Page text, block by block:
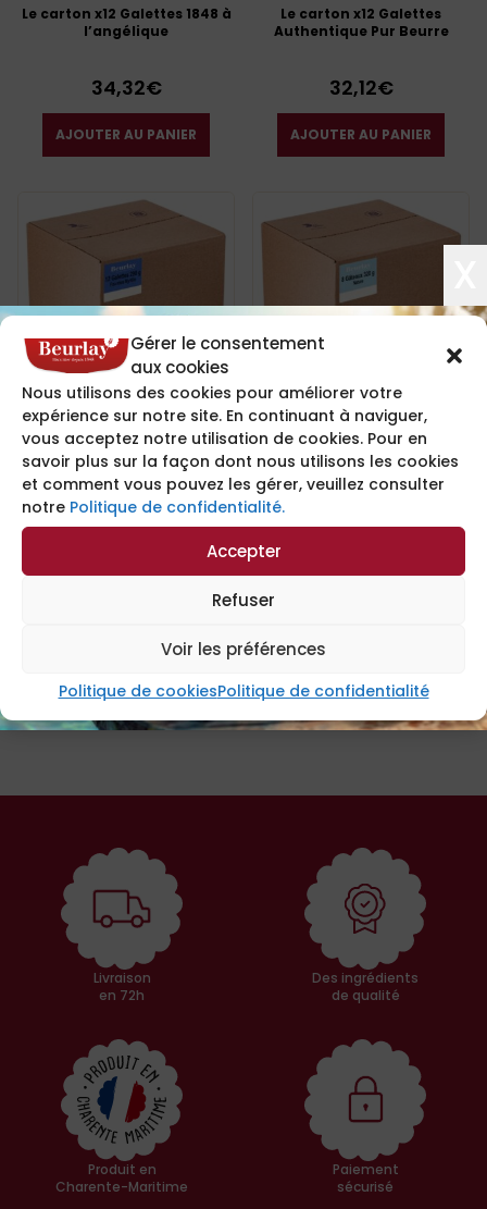
Gérer le consentement
aux cookies
Nous utilisons des cookies pour améliorer votre
expérience sur notre site. En continuant à naviguer,
vous acceptez notre utilisation de cookies. Pour en
savoir plus sur la façon dont nous utilisons les cookies
et comment vous pouvez les gérer, veuillez consulter
notre Politique de confidentialité.
Accepter
Refuser
Voir les préférences
Politique de cookiesPolitique de confidentialité
Le carton x12 Galettes 1848 à
l’angélique
34,32€
AJOUTER AU PANIER
Le carton x12 Galettes
Authentique Pur Beurre
32,12€
AJOUTER AU PANIER
Ventes au carton
Le carton x12 Galettes
Myrtille
42,02€
AJOUTER AU PANIER
Ventes au carton
Le carton x8 Gâteaux Délice
d’Or Nature
33,60€
AJOUTER AU PANIER
← 1 2
Livraison
en 72h
Des ingrédients
de qualité
Produit en
Charente-Maritime
Paiement
sécurisé